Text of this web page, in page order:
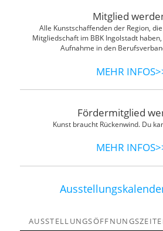
Mitglied
Alle Kunstschaffenden der Region,
Mitgliedschaft im BBK Ingolstadt
Aufnahme in den
MEHR
Fördermitglied
Kunst braucht Rückenwind. Du
MEHR